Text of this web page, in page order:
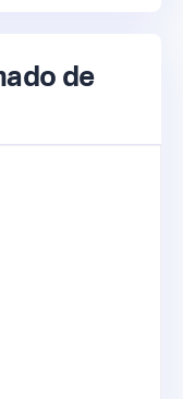
de